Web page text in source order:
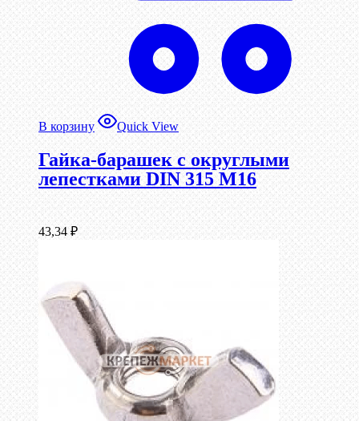
В корзину Quick View
Гайка-барашек с округлыми
лепестками DIN 315 М16
43,34 ₽